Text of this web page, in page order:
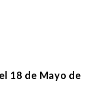
18 de Mayo de